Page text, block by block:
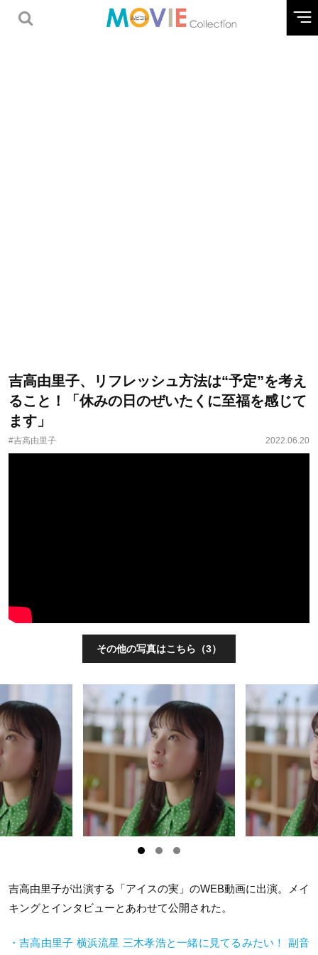
吉高由里子、リフレッシュ方法は“予定”を考え
ること！「休みの日のぜいたくに至福を感じて
ます」
#吉高由里子 2022.06.20
その他の写真はこちら（3）
吉高由里子が出演する「アイスの実」のWEB動画に出演。メイ
キングとインタビューとあわせて公開された。
・吉高由里子 横浜流星 三木孝浩と一緒に見てるみたい！ 副音